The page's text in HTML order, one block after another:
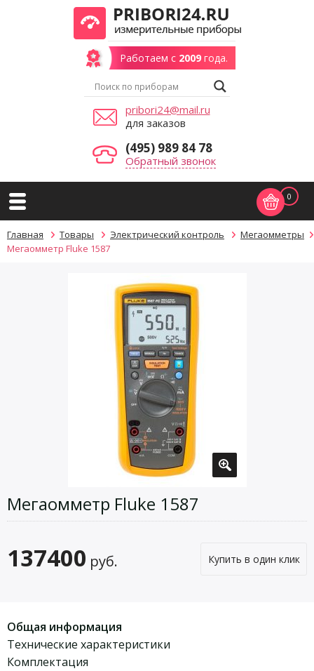
Работаем с 2009года.
pribori24@mail.ru
для заказов
(495) 989 84 78
Обратный звонок
0
Главная Товары Электрический контроль
Мегаомметры
Мегаомметр Fluke 1587
Мегаомметр Fluke 1587
137400 руб. Купить в один клик
Общая информация
Технические характеристики
Комплектация